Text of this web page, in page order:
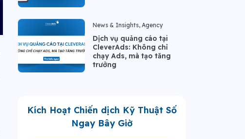
News & Insights, Agency
Dịch vụ quảng cáo tại
CleverAds: Không chỉ
chạy Ads, mà tạo tăng
trưởng
Kích Hoạt Chiến dịch Kỹ Thuật Số
Ngay Bây Giờ